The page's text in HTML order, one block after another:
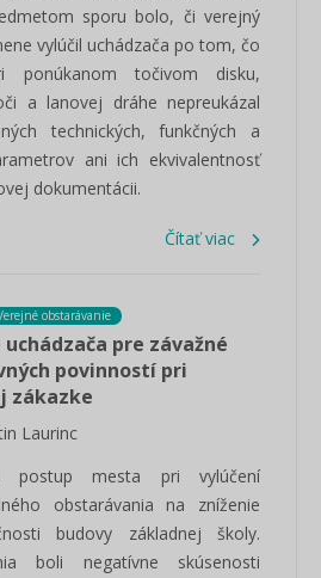
sporu bolo, či verejný
vylúčil uchádzača po tom, čo
ponúkanom točivom disku,
a lanovej dráhe nepreukázal
technických, funkčných a
ani ich ekvivalentnosť
dokumentácii.
Čítať viac
obstarávanie
uchádzača pre závažné
povinností pri
zákazke
Laurinc
postup mesta pri vylúčení
obstarávania na zníženie
budovy základnej školy.
boli negatívne skúsenosti